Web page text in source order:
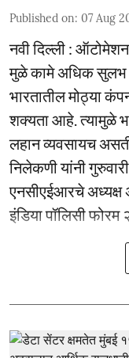
Published on: 07 Aug
नवी दिल्ली :
मुळे कामे अधिक सुलभ
भारतातील मोठ्या
शक्यता आहे. त्यामुळे
लहान व्यवसायच
निलेकणी यांनी
एनसीएईआरचे अध्यक्ष
इंडिया पॉलिसी फोरम